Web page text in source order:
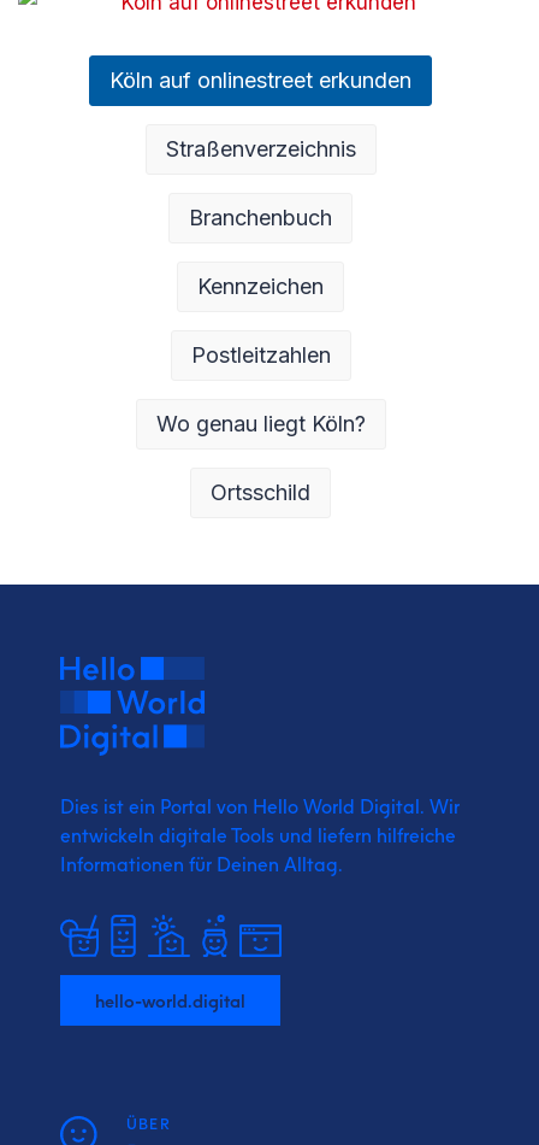
Köln auf onlinestreet erkunden
Straßenverzeichnis
Branchenbuch
Kennzeichen
Postleitzahlen
Wo genau liegt Köln?
Ortsschild
Dies ist ein Portal von Hello World Digital. Wir
entwickeln digitale Tools und liefern hilfreiche
Informationen für Deinen Alltag.
hello-world.digital
ÜBER